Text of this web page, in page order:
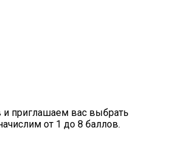
и приглашаем вас выбрать
от 1 до 8 баллов.